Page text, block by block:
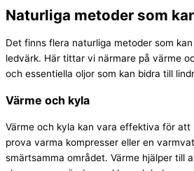
Naturliga metoder som
Det finns flera naturliga metoder som
ledvärk. Här tittar vi närmare på värme
och essentiella oljor som kan bidra till
Värme och kyla
Värme och kyla kan vara effektiva för att
prova varma kompresser eller en
smärtsamma området. Värme hjälper till